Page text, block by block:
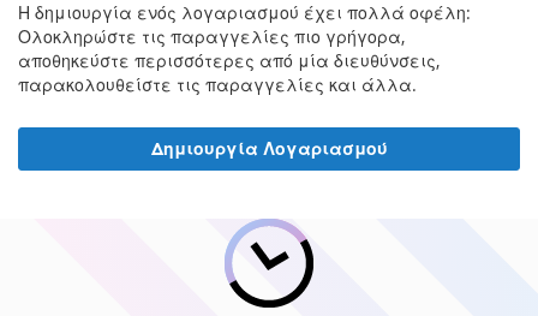
Η δημιουργία ενός λογαριασμού έχει πολλά οφέλη:
Ολοκληρώστε τις παραγγελίες πιο γρήγορα,
αποθηκεύστε περισσότερες από μία διευθύνσεις,
παρακολουθείστε τις παραγγελίες και άλλα.
Δημιουργία Λογαριασμού